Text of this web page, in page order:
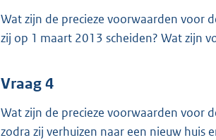
Wat zijn de precieze voorwaarden voor
zij op 1 maart 2013 scheiden? Wat zijn
Vraag 4
Wat zijn de precieze voorwaarden voor
zodra zij verhuizen naar een nieuw huis